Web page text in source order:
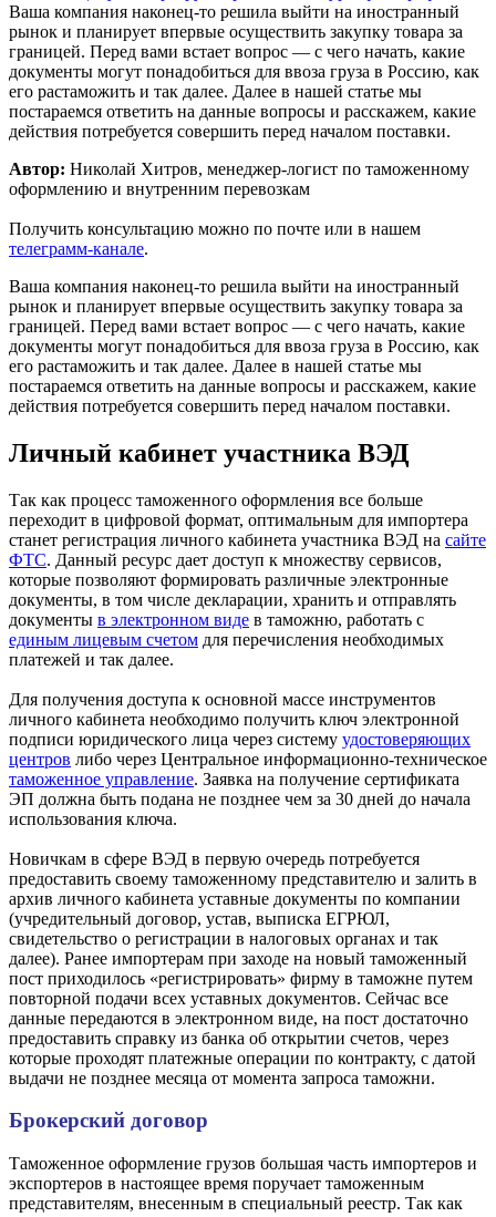
Ваша компания наконец-то решила выйти на иностранный
рынок и планирует впервые осуществить закупку товара за
границей. Перед вами встает вопрос — с чего начать, какие
документы могут понадобиться для ввоза груза в Россию, как
его растаможить и так далее. Далее в нашей статье мы
постараемся ответить на данные вопросы и расскажем, какие
действия потребуется совершить перед началом поставки.
Автор: Николай Хитров, менеджер-логист по таможенному
оформлению и внутренним перевозкам
Получить консультацию можно по почте или в нашем
телеграмм-канале.
Ваша компания наконец-то решила выйти на иностранный
рынок и планирует впервые осуществить закупку товара за
границей. Перед вами встает вопрос — с чего начать, какие
документы могут понадобиться для ввоза груза в Россию, как
его растаможить и так далее. Далее в нашей статье мы
постараемся ответить на данные вопросы и расскажем, какие
действия потребуется совершить перед началом поставки.
Личный кабинет участника ВЭД
Так как процесс таможенного оформления все больше
переходит в цифровой формат, оптимальным для импортера
станет регистрация личного кабинета участника ВЭД на сайте
ФТС. Данный ресурс дает доступ к множеству сервисов,
которые позволяют формировать различные электронные
документы, в том числе декларации, хранить и отправлять
документы в электронном виде в таможню, работать с
единым лицевым счетом для перечисления необходимых
платежей и так далее.
Для получения доступа к основной массе инструментов
личного кабинета необходимо получить ключ электронной
подписи юридического лица через систему удостоверяющих
центров либо через Центральное информационно-техническое
таможенное управление. Заявка на получение сертификата
ЭП должна быть подана не позднее чем за 30 дней до начала
использования ключа.
Новичкам в сфере ВЭД в первую очередь потребуется
предоставить своему таможенному представителю и залить в
архив личного кабинета уставные документы по компании
(учредительный договор, устав, выписка ЕГРЮЛ,
свидетельство о регистрации в налоговых органах и так
далее). Ранее импортерам при заходе на новый таможенный
пост приходилось «регистрировать» фирму в таможне путем
повторной подачи всех уставных документов. Сейчас все
данные передаются в электронном виде, на пост достаточно
предоставить справку из банка об открытии счетов, через
которые проходят платежные операции по контракту, с датой
выдачи не позднее месяца от момента запроса таможни.
Брокерский договор
Таможенное оформление грузов большая часть импортеров и
экспортеров в настоящее время поручает таможенным
представителям, внесенным в специальный реестр. Так как